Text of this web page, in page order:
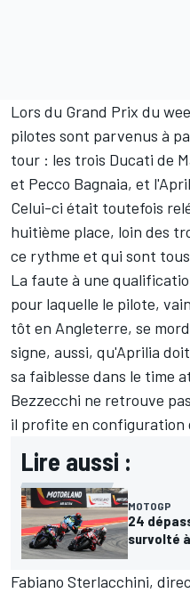
Lors du Grand Prix du
pilotes sont parvenus à
tour : les trois Ducati de
et Pecco Bagnaia, et
Celui-ci était toutefois
huitième place, loin des
ce rythme et qui sont
La faute à une
pour laquelle le pilote,
tôt en Angleterre, se
signe, aussi, qu'Aprilia
sa faiblesse dans le time
Bezzecchi ne retrouve
il profite en configuration
Lire aussi :
MOTOGP
24
survolté
Fabiano Sterlacchini,